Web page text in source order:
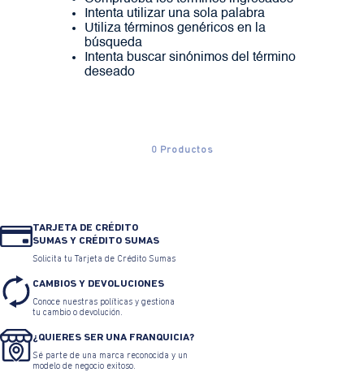
Intenta utilizar una sola palabra
Utiliza términos genéricos en la
búsqueda
Intenta buscar sinónimos del término
deseado
0 Productos
TARJETA DE CRÉDITO
SUMAS Y CRÉDITO SUMAS
Solicita tu Tarjeta de Crédito Sumas
CAMBIOS Y DEVOLUCIONES
Conoce nuestras políticas y gestiona
tu cambio o devolución.
¿QUIERES SER UNA FRANQUICIA?
Sé parte de una marca reconocida y un
modelo de negocio exitoso.